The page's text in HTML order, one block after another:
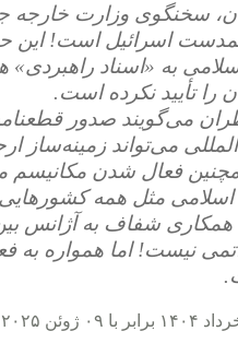
سخنگوی وزارت خارجه
اسرائیل است! این
به «اسناد
را تأیید نکرده است.
می‌گویند صدور
می‌تواند زمینه‌ساز
فعال شدن مکانیسم
مثل همه
همکاری شفاف به آژانس
نیست! اما همواره به